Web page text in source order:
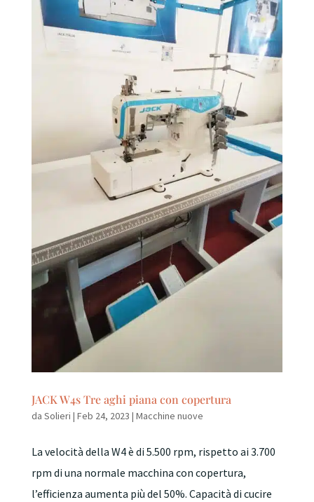
JACK W4s Tre aghi piana con copertura
da Solieri | Feb 24, 2023 | Macchine nuove
La velocità della W4 è di 5.500 rpm, rispetto ai 3.700
rpm di una normale macchina con copertura,
l’efficienza aumenta più del 50%. Capacità di cucire